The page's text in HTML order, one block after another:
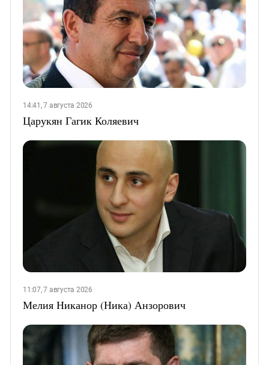
14:41, 7 августа 2026
Царукян Гагик Коляевич
11:07, 7 августа 2026
Мелия Никанор (Ника) Анзорович